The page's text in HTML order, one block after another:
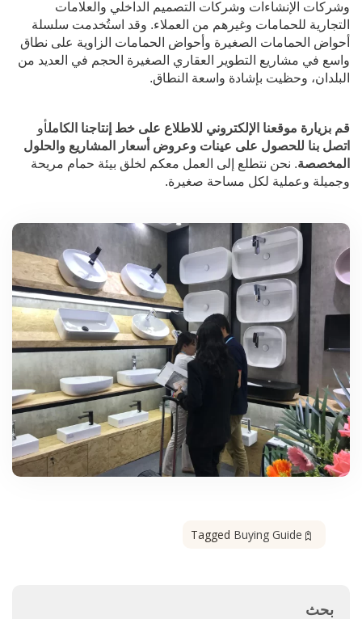
وشركات الإنشاءات وشركات التصميم الداخلي والعلامات
التجارية للحمامات وغيرهم من العملاء. وقد استُخدمت سلسلة
أحواض الحمامات الصغيرة وأحواض الحمامات الزاوية على نطاق
واسع في مشاريع التطوير العقاري الصغيرة الحجم في العديد من
البلدان، وحظيت بإشادة واسعة النطاق.
قم بزيارة موقعنا الإلكتروني للاطلاع على خط إنتاجنا الكاملأو
اتصل بنا للحصول على عينات وعروض أسعار المشاريع والحلول
المخصصة. نحن نتطلع إلى العمل معكم لخلق بيئة حمام مريحة
وجميلة وعملية لكل مساحة صغيرة.
Tagged Buying Guide
بحث